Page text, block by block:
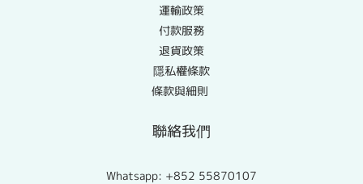
運輸政策
付款服務
退貨政策
隱私權條款
條款與細則
聯絡我們
Whatsapp: +852 55870107